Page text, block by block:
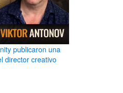
publicaron una
director creativo